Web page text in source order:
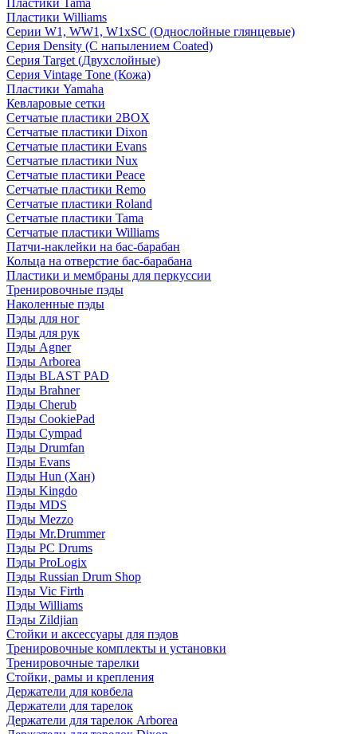
Пластики Tama
Пластики Williams
Серии W1, WW1, W1xSC (Однослойные глянцевые)
Серия Density (C напылением Coated)
Серия Target (Двухслойные)
Серия Vintage Tone (Кожа)
Пластики Yamaha
Кевларовые сетки
Сетчатые пластики 2BOX
Сетчатые пластики Dixon
Сетчатые пластики Evans
Сетчатые пластики Nux
Сетчатые пластики Peace
Сетчатые пластики Remo
Сетчатые пластики Roland
Сетчатые пластики Tama
Сетчатые пластики Williams
Патчи-наклейки на бас-барабан
Кольца на отверстие бас-барабана
Пластики и мембраны для перкуссии
Тренировочные пэды
Наколенные пэды
Пэды для ног
Пэды для рук
Пэды Agner
Пэды Arborea
Пэды BLAST PAD
Пэды Brahner
Пэды Cherub
Пэды CookiePad
Пэды Cympad
Пэды Drumfan
Пэды Evans
Пэды Hun (Хан)
Пэды Kingdo
Пэды MDS
Пэды Mezzo
Пэды Mr.Drummer
Пэды PC Drums
Пэды ProLogix
Пэды Russian Drum Shop
Пэды Vic Firth
Пэды Williams
Пэды Zildjian
Стойки и аксессуары для пэдов
Тренировочные комплекты и установки
Тренировочные тарелки
Стойки, рамы и крепления
Держатели для ковбела
Держатели для тарелок
Держатели для тарелок Arborea